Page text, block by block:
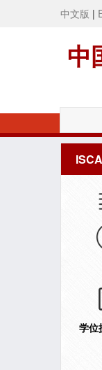
中文版 |
中
学位